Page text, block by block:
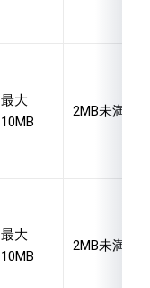
最大
10MB
2MB未満
最大
10MB
2MB未満